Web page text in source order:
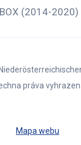
(2014-2020)
práva
Mapa webu